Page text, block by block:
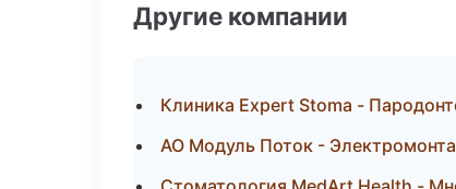
Другие компании
Клиника Expert Stoma -
АО Модуль Поток -